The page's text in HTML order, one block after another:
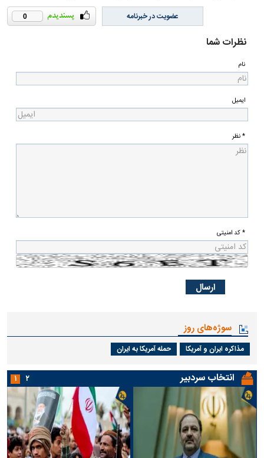
0 عضویت در خبرنامه
نظرات شما
نام
ایمیل
* نظر
* کد امنیتی
سوژه‌های روز
مذاکره ایران و آمریکا حمله آمریکا به ایران
انتخاب سردبیر ۱ ۲